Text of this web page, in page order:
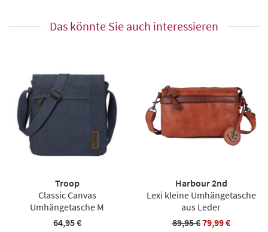
Das könnte Sie auch interessieren
Troop
Classic Canvas
Umhängetasche M
64,95 €
Harbour 2nd
Lexi kleine Umhängetasche
aus Leder
89,95 €79,99 €